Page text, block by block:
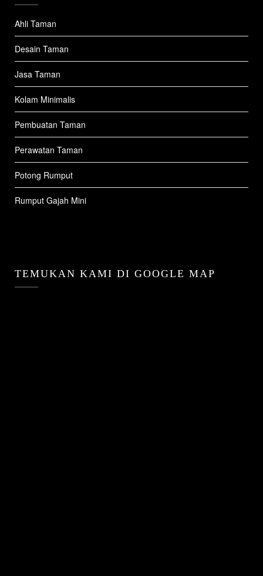
Ahli Taman
Desain Taman
Jasa Taman
Kolam Minimalis
Pembuatan Taman
Perawatan Taman
Potong Rumput
Rumput Gajah Mini
TEMUKAN KAMI DI GOOGLE MAP